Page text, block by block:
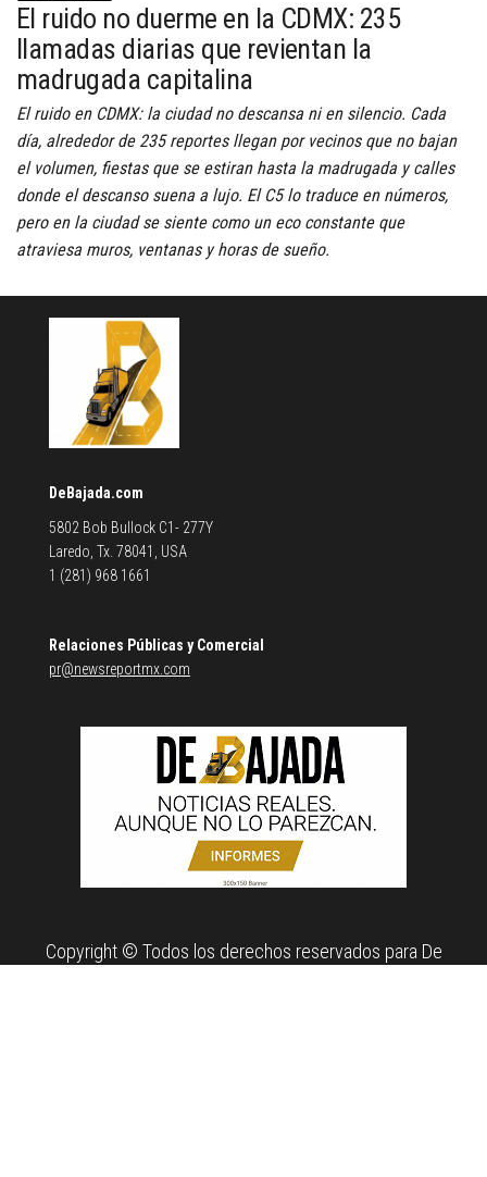
El ruido no duerme en la CDMX: 235
llamadas diarias que revientan la
madrugada capitalina
El ruido en CDMX: la ciudad no descansa ni en silencio. Cada
día, alrededor de 235 reportes llegan por vecinos que no bajan
el volumen, fiestas que se estiran hasta la madrugada y calles
donde el descanso suena a lujo. El C5 lo traduce en números,
pero en la ciudad se siente como un eco constante que
atraviesa muros, ventanas y horas de sueño.
DeBajada.com
5802 Bob Bullock C1- 277Y
Laredo, Tx. 78041, USA
1 (281) 968 1661
Relaciones Públicas y Comercial
pr@newsreportmx.com
Copyright © Todos los derechos reservados para De